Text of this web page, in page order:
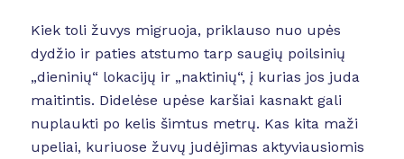
Kiek toli žuvys migruoja, priklauso nuo upės
dydžio ir paties atstumo tarp saugių poilsinių
„dieninių“ lokacijų ir „naktinių“, į kurias jos juda
maitintis. Didelėse upėse karšiai kasnakt gali
nuplaukti po kelis šimtus metrų. Kas kita maži
upeliai, kuriuose žuvų judėjimas aktyviausiomis